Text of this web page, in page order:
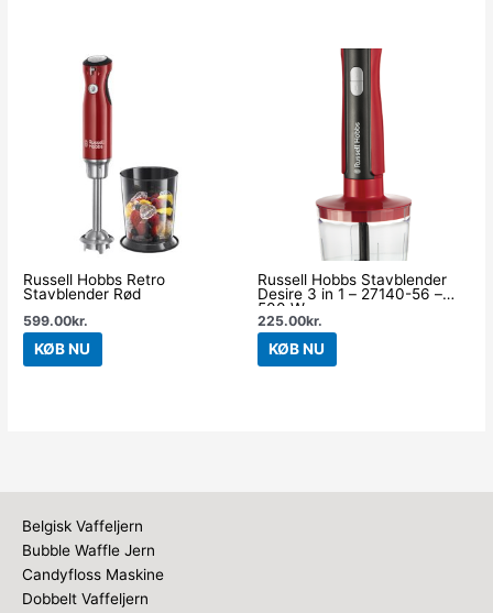
Russell Hobbs Retro
Stavblender Rød
599.00kr.
KØB NU
Russell Hobbs Stavblender
Desire 3 in 1 – 27140-56 –
500 W
225.00kr.
KØB NU
Belgisk Vaffeljern
Bubble Waffle Jern
Candyfloss Maskine
Dobbelt Vaffeljern